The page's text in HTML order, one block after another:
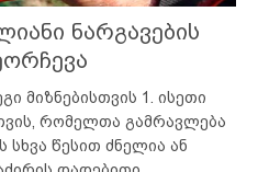
ნარგავების
მიზნებისთვის 1. ისეთი
რომელთა გამრავლება
სხვა წესით ძნელია ან